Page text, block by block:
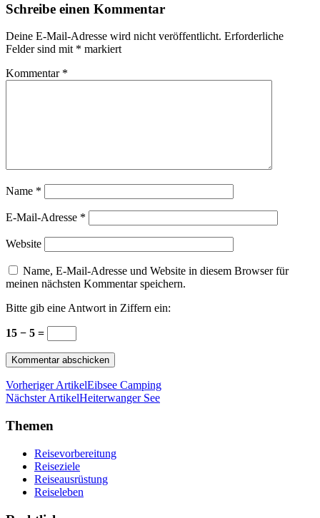
Schreibe einen Kommentar
Deine E-Mail-Adresse wird nicht veröffentlicht. Erforderliche
Felder sind mit * markiert
Kommentar *
Name *
E-Mail-Adresse *
Website
Name, E-Mail-Adresse und Website in diesem Browser für
meinen nächsten Kommentar speichern.
Bitte gib eine Antwort in Ziffern ein:
15 − 5 =
Vorheriger ArtikelEibsee Camping
Nächster ArtikelHeiterwanger See
Themen
Reisevorbereitung
Reiseziele
Reiseausrüstung
Reiseleben